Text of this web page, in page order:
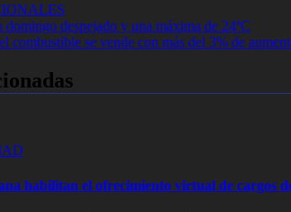
domingo despejado y una máxima de 24ºC
combustible se vende con más del 3% de
habilitan el ofrecimiento virtual de cargos